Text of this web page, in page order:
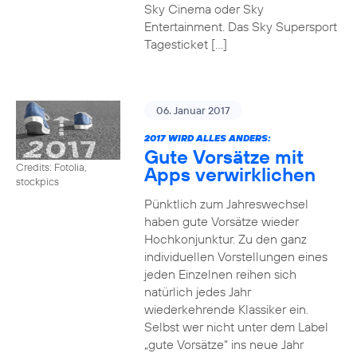
Sky Cinema oder Sky
Entertainment. Das Sky Supersport
Tagesticket […]
Credits: Fotolia,
stockpics
06. Januar 2017
2017 WIRD ALLES ANDERS:
Gute Vorsätze mit
Apps verwirklichen
Pünktlich zum Jahreswechsel
haben gute Vorsätze wieder
Hochkonjunktur. Zu den ganz
individuellen Vorstellungen eines
jeden Einzelnen reihen sich
natürlich jedes Jahr
wiederkehrende Klassiker ein.
Selbst wer nicht unter dem Label
„gute Vorsätze“ ins neue Jahr